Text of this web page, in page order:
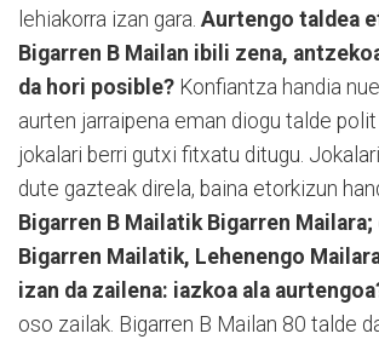
lehiakorra izan gara. Aurtengo taldea
Bigarren B Mailan ibili zena,
da hori posible? Konfiantza handia
aurten jarraipena eman diogu talde
jokalari berri gutxi fitxatu ditugu.
dute gazteak direla, baina etorkizun
Bigarren B Mailatik Bigarren
Bigarren Mailatik, Lehenengo
izan da zailena: iazkoa ala
oso zailak. Bigarren B Mailan 80 talde